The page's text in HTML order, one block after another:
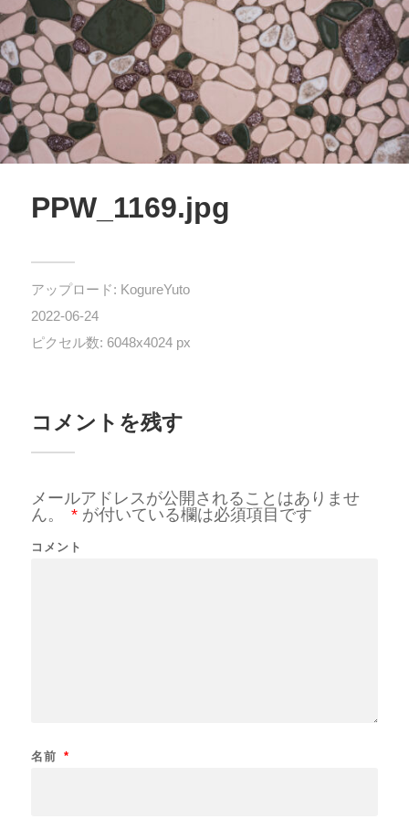
PPW_1169.jpg
アップロード: KogureYuto
2022-06-24
ピクセル数: 6048x4024 px
コメントを残す
メールアドレスが公開されることはありませ
ん。
*が付いている欄は必須項目です
コメント
名前 *